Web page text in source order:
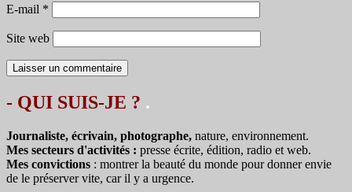
E-mail *
Site web
- QUI SUIS-JE ? .
Journaliste, écrivain, photographe, nature, environnement.
Mes secteurs d'activités : presse écrite, édition, radio et web.
Mes convictions : montrer la beauté du monde pour donner envie
de le préserver vite, car il y a urgence.